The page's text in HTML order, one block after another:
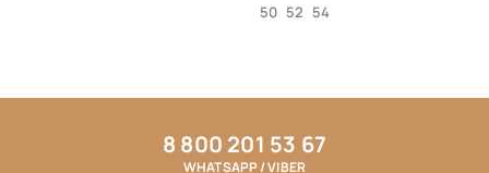
50 52 54
8 800 201 53 67
WHATSAPP / VIBER